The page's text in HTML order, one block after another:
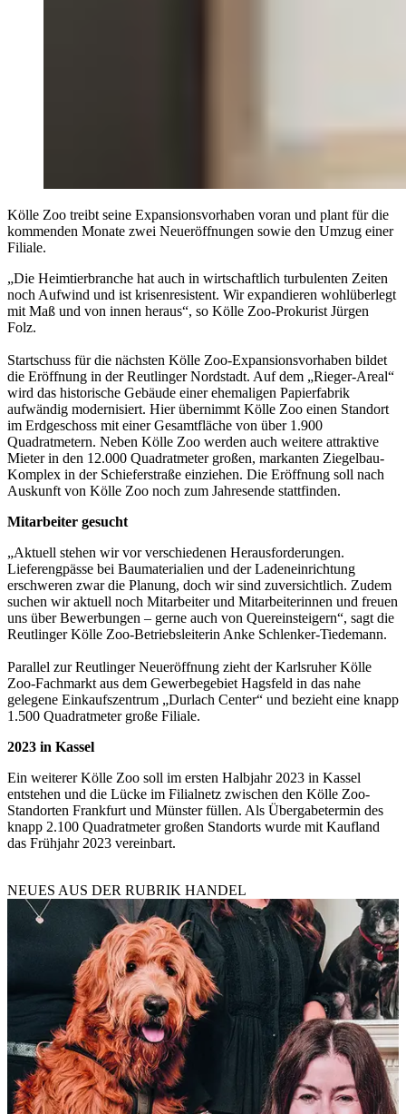
Kölle Zoo treibt seine Expansionsvorhaben voran und plant für die
kommenden Monate zwei Neueröffnungen sowie den Umzug einer
Filiale.
„Die Heimtierbranche hat auch in wirtschaftlich turbulenten Zeiten
noch Aufwind und ist krisenresistent. Wir expandieren wohlüberlegt
mit Maß und von innen heraus“, so Kölle Zoo-Prokurist Jürgen
Folz.
Startschuss für die nächsten Kölle Zoo-Expansionsvorhaben bildet
die Eröffnung in der Reutlinger Nordstadt. Auf dem „Rieger-Areal“
wird das historische Gebäude einer ehemaligen Papierfabrik
aufwändig modernisiert. Hier übernimmt Kölle Zoo einen Standort
im Erdgeschoss mit einer Gesamtfläche von über 1.900
Quadratmetern. Neben Kölle Zoo werden auch weitere attraktive
Mieter in den 12.000 Quadratmeter großen, markanten Ziegelbau-
Komplex in der Schieferstraße einziehen. Die Eröffnung soll nach
Auskunft von Kölle Zoo noch zum Jahresende stattfinden.
Mitarbeiter gesucht
„Aktuell stehen wir vor verschiedenen Herausforderungen.
Lieferengpässe bei Baumaterialien und der Ladeneinrichtung
erschweren zwar die Planung, doch wir sind zuversichtlich. Zudem
suchen wir aktuell noch Mitarbeiter und Mitarbeiterinnen und freuen
uns über Bewerbungen – gerne auch von Quereinsteigern“, sagt die
Reutlinger Kölle Zoo-Betriebsleiterin Anke Schlenker-Tiedemann.
Parallel zur Reutlinger Neueröffnung zieht der Karlsruher Kölle
Zoo-Fachmarkt aus dem Gewerbegebiet Hagsfeld in das nahe
gelegene Einkaufszentrum „Durlach Center“ und bezieht eine knapp
1.500 Quadratmeter große Filiale.
2023 in Kassel
Ein weiterer Kölle Zoo soll im ersten Halbjahr 2023 in Kassel
entstehen und die Lücke im Filialnetz zwischen den Kölle Zoo-
Standorten Frankfurt und Münster füllen. Als Übergabetermin des
knapp 2.100 Quadratmeter großen Standorts wurde mit Kaufland
das Frühjahr 2023 vereinbart.
NEUES AUS DER RUBRIK HANDEL